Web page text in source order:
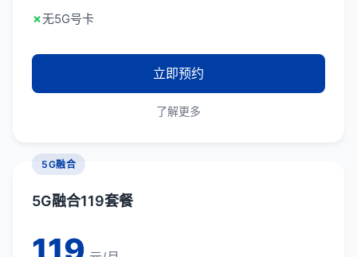
✗无5G号卡
立即预约
了解更多
5G融合
5G融合119套餐